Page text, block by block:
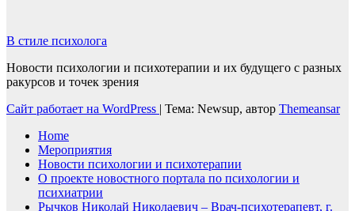
В стиле психолога
Новости психологии и психотерапии и их будущего с разных
ракурсов и точек зрения
Сайт работает на WordPress | Тема: Newsup, автор Themeansar
Home
Мероприятия
Новости психологии и психотерапии
О проекте новостного портала по психологии и
психиатрии
Рычков Николай Николаевич – Врач-психотерапевт, г.